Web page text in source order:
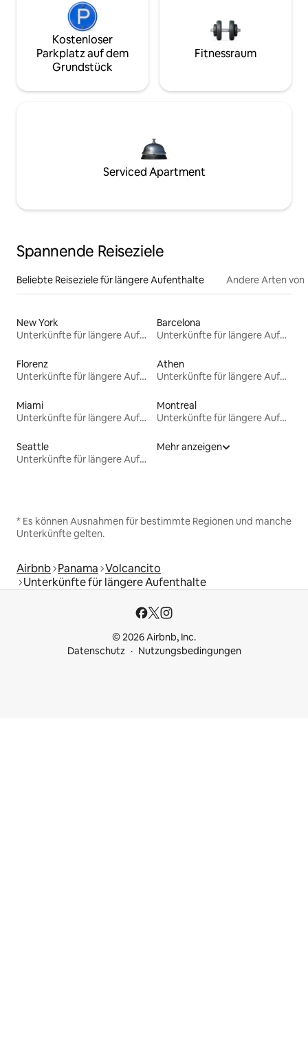
Kostenloser
Parkplatz auf dem
Grundstück
Fitnessraum
Serviced Apartment
Spannende Reiseziele
Beliebte Reiseziele für längere Aufenthalte Andere Arten
New York
Unterkünfte für längere Aufenthalte
Barcelona
Unterkünfte für längere Aufenthalte
Florenz
Unterkünfte für längere Aufenthalte
Athen
Unterkünfte für längere Aufenthalte
Miami
Unterkünfte für längere Aufenthalte
Montreal
Unterkünfte für längere Aufenthalte
Seattle
Unterkünfte für längere Aufenthalte
Mehr anzeigen
* Es können Ausnahmen für bestimmte Regionen und manche
Unterkünfte gelten.
Airbnb Panama Volcancito
Unterkünfte für längere Aufenthalte
© 2026 Airbnb, Inc.
Datenschutz
Nutzungsbedingungen